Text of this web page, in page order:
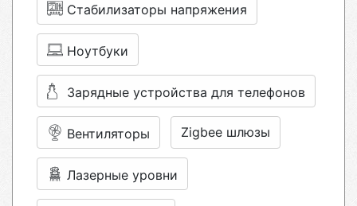
Стабилизаторы напряжения
Ноутбуки
Зарядные устройства для телефонов
Вентиляторы Zigbee шлюзы
Лазерные уровни